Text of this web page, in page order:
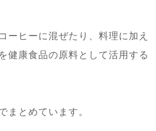
ーヒーに混ぜたり、料理に加え
健康食品の原料として活用する
まとめています。